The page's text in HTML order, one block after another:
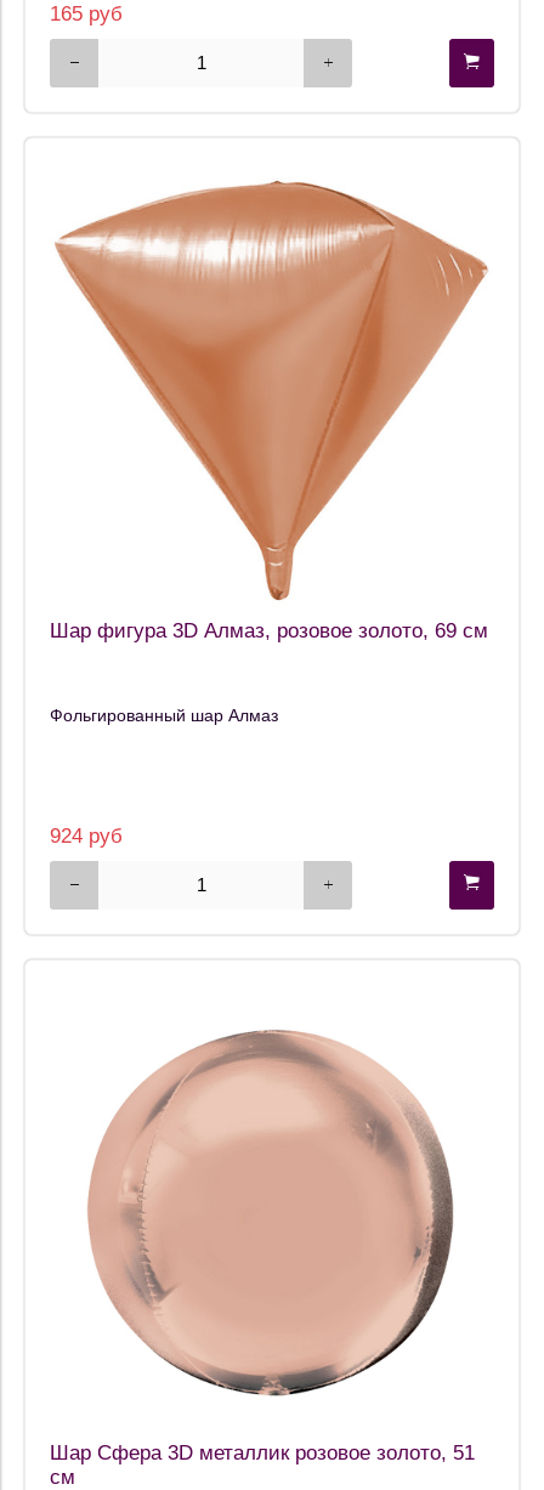
165 руб
Шар фигура 3D Алмаз, розовое золото, 69 см
Фольгированный шар Алмаз
924 руб
Шар Сфера 3D металлик розовое золото, 51
см